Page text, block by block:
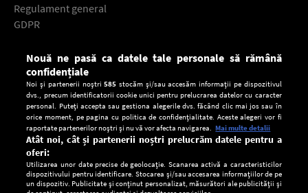
Regulament general
GDPR
Descarcă gratuit aplicaţia Europa FM pentru smartphone:
Nouă ne pasă ca datele tale personale să rămână
confidențiale
Noi și partenerii noștri585 stocăm și/sau accesăm informații pe dispozitivul
dvs., precum identificatorii cookie unici pentru prelucrarea datelor cu caracter
personal. Puteți accepta sau gestiona alegerile dvs. făcând clic mai jos sau în
orice moment, pe pagina cu politica de confidențialitate. Aceste alegeri vor fi
raportate partenerilor noștri și nu vă vor afecta navigarea. Mai multe detalii
Atât noi, cât și partenerii noștri prelucrăm datele pentru a
oferi:
Utilizarea unor date precise de geolocație. Scanarea activă a caracteristicilor
dispozitivului pentru identificare. Stocarea și/sau accesarea informațiilor de pe
un dispozitiv. Publicitate și conținut personalizat, măsurători ale publicității și